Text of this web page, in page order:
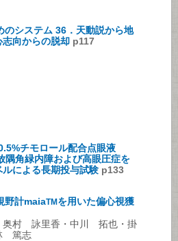
のシステム 36．天動説から地
向からの脱却 p117
チモロール配合点眼液
隅角緑内障および高眼圧症を
による長期投与試験 p133
野計maiaTMを用いた偏心視獲
村 詠里香・中川 拓也・掛
篤志